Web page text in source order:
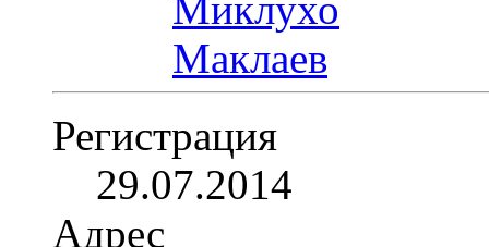
Регистрация
29.07.2014
Адрес